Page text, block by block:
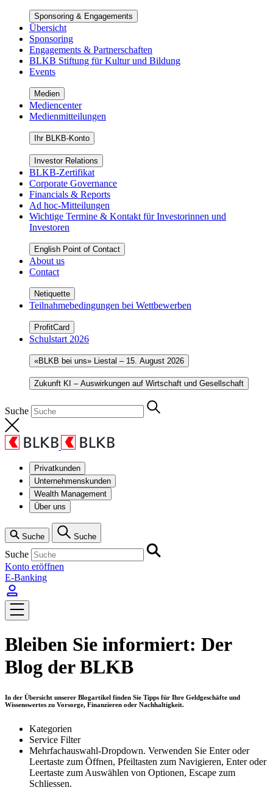
Sponsoring & Engagements
Übersicht
Sponsoring
Engagements & Partnerschaften
BLKB Stiftung für Kultur und Bildung
Events
Medien
Mediencenter
Medienmitteilungen
Ihr BLKB-Konto
Investor Relations
BLKB-Zertifikat
Corporate Governance
Financials & Reports
Ad hoc-Mitteilungen
Wichtige Termine & Kontakt für Investorinnen und
Investoren
English Point of Contact
About us
Contact
Netiquette
Teilnahmebedingungen bei Wettbewerben
ProfitCard
Schulstart 2026
«BLKB bei uns» Liestal – 15. August 2026
Zukunft KI – Auswirkungen auf Wirtschaft und Gesellschaft
Suche
Privatkunden
Unternehmenskunden
Wealth Management
Über uns
Suche Suche
Suche
Konto eröffnen
E-Banking
Bleiben Sie informiert: Der
Blog der BLKB
In der Übersicht unserer Blogartikel finden Sie Tipps für Ihre Geldgeschäfte und
Wissenswertes zu Vorsorge, Finanzieren oder Nachhaltigkeit.
Kategorien
Service Filter
Mehrfachauswahl-Dropdown. Verwenden Sie Enter oder
Leertaste zum Öffnen, Pfeiltasten zum Navigieren, Enter oder
Leertaste zum Auswählen von Optionen, Escape zum
Schliessen.